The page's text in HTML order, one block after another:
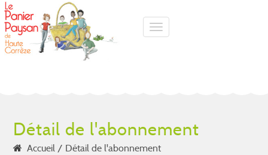
Toggle navigation
Détail de l'abonnement
Accueil Détail de l'abonnement